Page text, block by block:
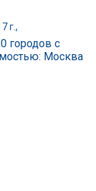
г.,
городов с
Москва